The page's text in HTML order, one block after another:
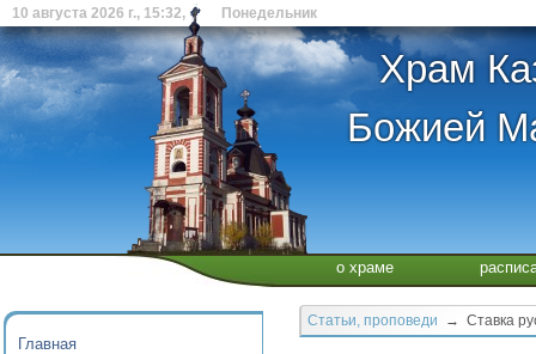
10 августа 2026 г., 15:32, Понедельник
Храм
Божией
о храме
Главная
Статьи, проповеди → Ставка